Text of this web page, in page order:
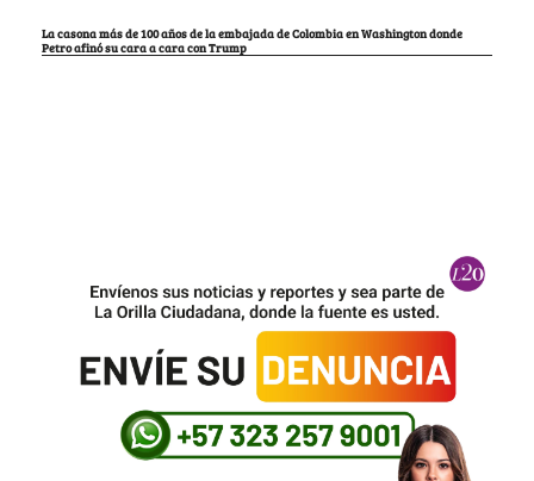
La casona más de 100 años de la embajada de Colombia en Washington donde
Petro afinó su cara a cara con Trump